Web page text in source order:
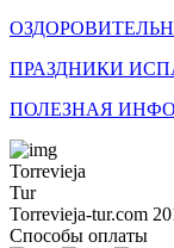
ПРАЗДНИКИ
ПОЛЕЗНАЯ
Torrevieja
Tur
Torrevieja-tur.com
Способы оплаты